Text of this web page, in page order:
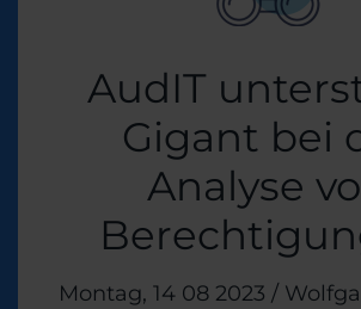
AudIT
Gigant bei
Analyse
Veröffentlicht am
Montag, 14 08 2023 /